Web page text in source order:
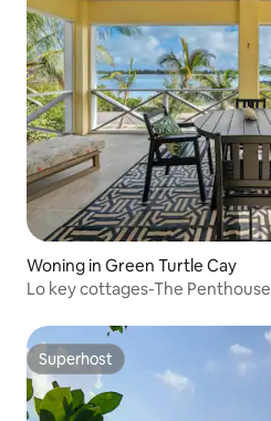
Woning in Green Turtle Cay
Lo key cottages-The Penthouse
Superhost
Superhost